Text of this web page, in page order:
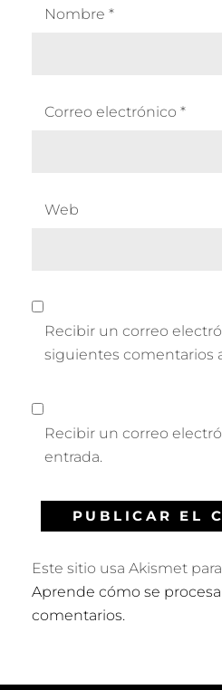
Nombre *
Correo electrónico *
Web
Recibir un correo
siguientes comentarios
Recibir un correo
entrada.
Este sitio usa Akismet
Aprende cómo se
comentarios.